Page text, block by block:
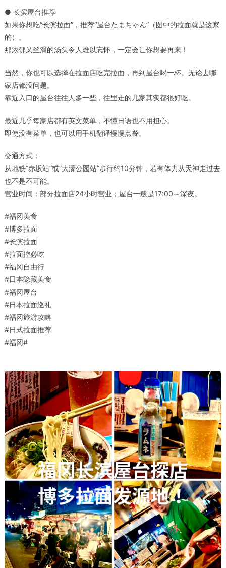
● 长滨屋台推荐
如果你想吃“长滨拉面”，推荐“屋台たまちゃん”（图中的拉面就是这家
的）。
那浓郁又丝滑的汤头令人难以忘怀，一定会让你想要再来！
当然，你也可以选择在拉面店吃完拉面，再到屋台喝一杯。无论去哪
家店都没问题。
靠近入口的屋台往往人多一些，往里走的几家其实都很好吃。
最近几乎每家店都有英文菜单，不懂日语也不用担心。
即使没有菜单，也可以用手机翻译慢慢点餐。
交通方式：
从地铁“赤坂站”或“大濠公园站”步行约10分钟，若有体力从天神走过去
也不是不可能。
营业时间：部分拉面店24小时营业；屋台一般是17:00～深夜。
#福冈美食
#博多拉面
#长滨拉面
#拉面控必吃
#福冈自由行
#日本隐藏美食
#福冈屋台
#日本拉面巡礼
#福冈旅游攻略
#日式拉面推荐
#福冈#